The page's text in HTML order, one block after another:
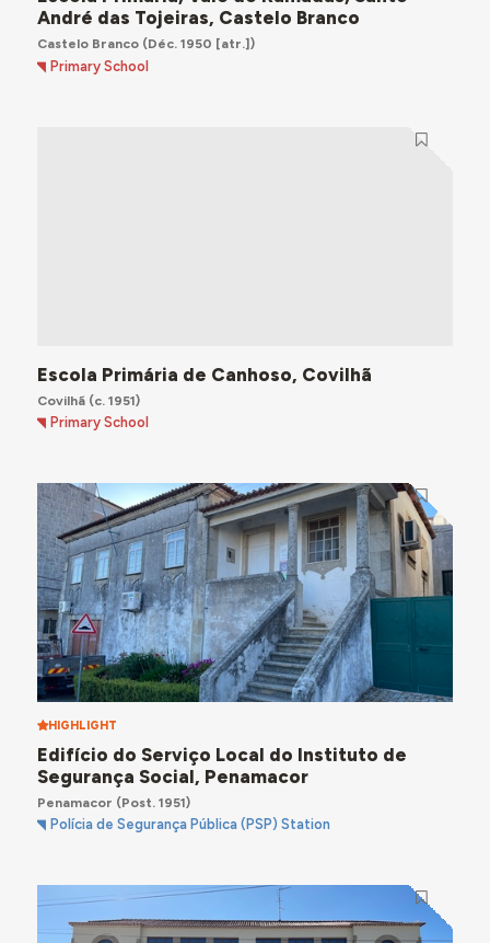
André das Tojeiras, Castelo Branco
Castelo Branco(Déc. 1950 [atr.])
Primary School
Escola Primária de Canhoso, Covilhã
Covilhã(c. 1951)
Primary School
HIGHLIGHT
Edifício do Serviço Local do Instituto de
Segurança Social, Penamacor
Penamacor (Post. 1951)
Polícia de Segurança Pública (PSP) Station